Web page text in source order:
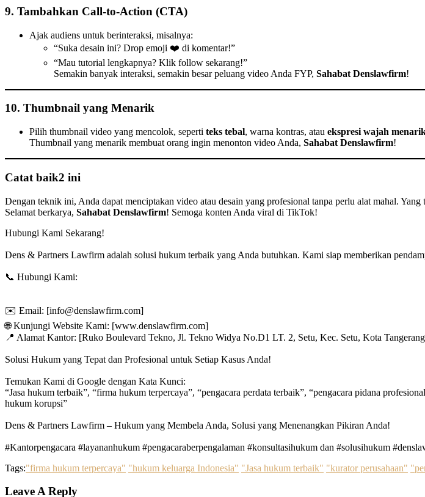
9. Tambahkan Call-to-Action (CTA)
Ajak audiens untuk berinteraksi, misalnya:
“Suka desain ini? Drop emoji ❤️ di komentar!”
“Mau tutorial lengkapnya? Klik follow sekarang!”
Semakin banyak interaksi, semakin besar peluang video Anda FYP, Sahabat Denslawfirm!
10. Thumbnail yang Menarik
Pilih thumbnail video yang mencolok, seperti teks tebal, warna kontras, atau ekspresi wajah
Thumbnail yang menarik membuat orang ingin menonton video Anda, Sahabat Denslawfirm!
Catat baik2 ini
Dengan teknik ini, Anda dapat menciptakan video atau desain yang profesional tanpa perlu alat mahal. Yang
Selamat berkarya, Sahabat Denslawfirm! Semoga konten Anda viral di TikTok!
Hubungi Kami Sekarang!
Dens & Partners Lawfirm adalah solusi hukum terbaik yang Anda butuhkan. Kami siap memberikan
📞 Hubungi Kami:
✉️ Email: [info@denslawfirm.com]
🌐 Kunjungi Website Kami: [www.denslawfirm.com]
📍 Alamat Kantor: [Ruko Boulevard Tekno, Jl. Tekno Widya No.D1 LT. 2, Setu, Kec. Setu, Kota
Solusi Hukum yang Tepat dan Profesional untuk Setiap Kasus Anda!
Temukan Kami di Google dengan Kata Kunci:
“Jasa hukum terbaik”, “firma hukum terpercaya”, “pengacara perdata terbaik”, “pengacara pidana
hukum korupsi”
Dens & Partners Lawfirm – Hukum yang Membela Anda, Solusi yang Menenangkan Pikiran Anda!
#Kantorpengacara #layananhukum #pengacaraberpengalaman #konsultasihukum dan #solusihukum
Tags:"firma hukum terpercaya" "hukum keluarga Indonesia" "Jasa hukum terbaik" "kurator perusahaan"
Leave A Reply